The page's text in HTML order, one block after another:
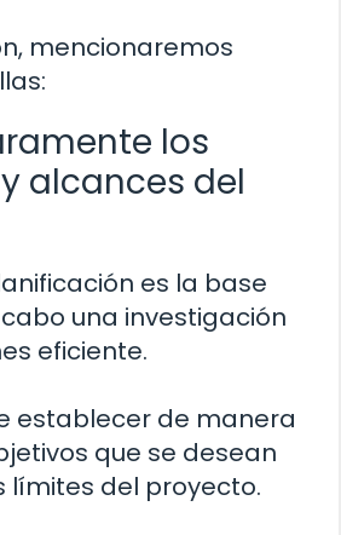
mencionaremos
los
alcances del
es la base
una investigación
eficiente.
establecer de manera
que se desean
límites del proyecto.